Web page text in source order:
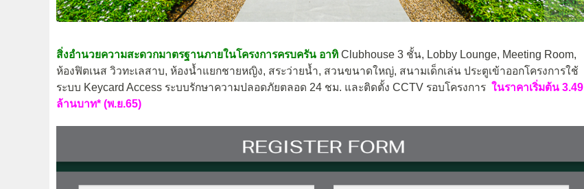
สิ่งอำนวยความสะดวกมาตรฐานภายในโครงการครบครัน อาทิ Clubhouse 3 ชั้น, Lobby Lounge, Meeting Room,
ห้องฟิตเนส วิวทะเลสาบ, ห้องน้ำแยกชายหญิง, สระว่ายน้ำ, สวนขนาดใหญ่, สนามเด็กเล่น ประตูเข้าออกโครงการใช้
ระบบ Keycard Access ระบบรักษาความปลอดภัยตลอด 24 ชม. และติดตั้ง CCTV รอบโครงการ ในราคาเริ่มต้น 3.49
ล้านบาท* (พ.ย.65)